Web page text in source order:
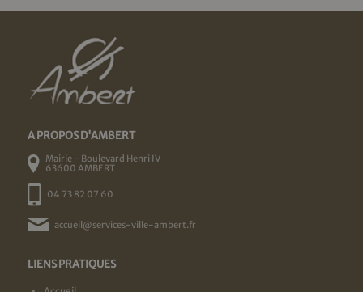
A PROPOS D'AMBERT
Mairie - Boulevard Henri IV
63600 AMBERT
04 73 82 07 60
accueil@services-ville-ambert.fr
LIENS PRATIQUES